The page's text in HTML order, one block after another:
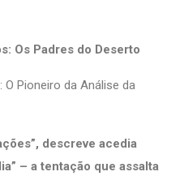
Os Padres do Deserto
O Pioneiro da Análise da
descreve acedia
– a tentação que assalta